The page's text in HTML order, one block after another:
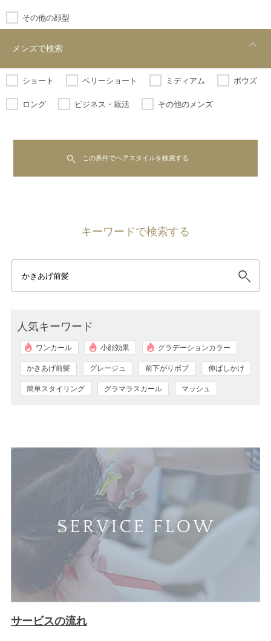
その他の顔型
メンズで検索
ショート ベリーショート ミディアム ボウズ
ロング ビジネス・就活 その他のメンズ
この条件でヘアスタイルを検索する
キーワードで検索する
人気キーワード
ワンカール 小顔効果 グラデーションカラー
かきあげ前髪 グレージュ 前下がりボブ 伸ばしかけ
簡単スタイリング グラマラスカール マッシュ
サービスの流れ